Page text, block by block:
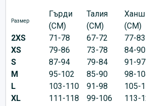
Размер
Гърди
(CM)
Талия
(CM)
Ханш
(CM)
2XS
71-78 67-72
77-83
XS
79-86 73-78
84-90
S
87-94 79-84
91-97
M
95-102 85-90
98-
L
103-110 91-98
105-
XL
111-118 99-106
113-